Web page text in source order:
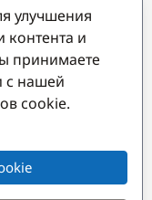
улучшения
контента и
принимаете
с нашей
cookie.